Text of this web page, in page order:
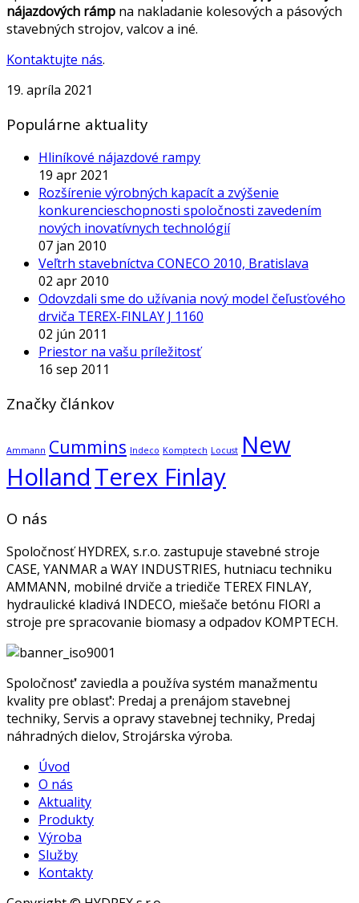
nájazdových rámp na nakladanie kolesových a pásových
stavebných strojov, valcov a iné.
Kontaktujte nás.
19. apríla 2021
Populárne aktuality
Hliníkové nájazdové rampy
19 apr 2021
Rozšírenie výrobných kapacít a zvýšenie
konkurencieschopnosti spoločnosti zavedením
nových inovatívnych technológií
07 jan 2010
Veľtrh stavebníctva CONECO 2010, Bratislava
02 apr 2010
Odovzdali sme do užívania nový model čeľusťového
drviča TEREX-FINLAY J 1160
02 jún 2011
Priestor na vašu príležitosť
16 sep 2011
Značky článkov
Ammann Cummins Indeco Komptech Locust New
Holland Terex Finlay
O nás
Spoločnosť HYDREX, s.r.o. zastupuje stavebné stroje
CASE, YANMAR a WAY INDUSTRIES, hutniacu techniku
AMMANN, mobilné drviče a triediče TEREX FINLAY,
hydraulické kladivá INDECO, miešače betónu FIORI a
stroje pre spracovanie biomasy a odpadov KOMPTECH.
Spoločnosť‘ zaviedla a používa systém manažmentu
kvality pre oblasť‘: Predaj a prenájom stavebnej
techniky, Servis a opravy stavebnej techniky, Predaj
náhradných dielov, Strojárska výroba.
Úvod
O nás
Aktuality
Produkty
Výroba
Služby
Kontakty